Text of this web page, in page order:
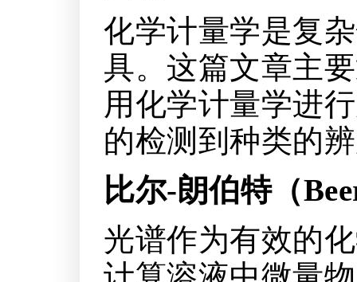
化学计量学是复
具。这篇文章主
用化学计量学进
的检测到种类的
比尔-朗伯特（
光谱作为有效的